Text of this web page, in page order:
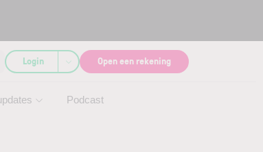
Podcast
Login Open een rekening